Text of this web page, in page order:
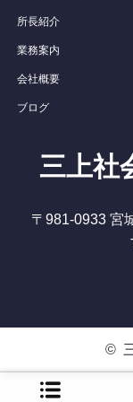
所長紹介
業務案内
会社概要
ブログ
三上社
〒981-0933 宮
©